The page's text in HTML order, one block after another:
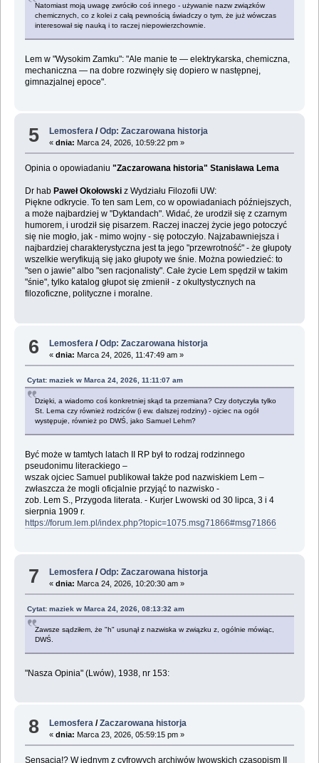
Natomiast moją uwagę zwróciło coś innego - używanie nazw związków
chemicznych, co z kolei z całą pewnością świadczy o tym, że już wówczas
interesował się nauką i to raczej niepowierzchownie.
Lem w "Wysokim Zamku": "Ale manie te — elektrykarska, chemiczna,
mechaniczna — na dobre rozwinęły się dopiero w następnej,
gimnazjalnej epoce".
5 Lemosfera /Odp: Zaczarowana historja
«dnia: Marca 24, 2026, 10:59:22 pm »
Opinia o opowiadaniu "Zaczarowana historia" Stanisława Lema
Dr hab Paweł Okołowskiz Wydziału Filozofii UW:
Piękne odkrycie. To ten sam Lem, co w opowiadaniach późniejszych,
a może najbardziej w "Dyktandach". Widać, że urodził się z czarnym
humorem, i urodził się pisarzem. Raczej inaczej życie jego potoczyć
się nie mogło, jak - mimo wojny - się potoczyło. Najzabawniejsza i
najbardziej charakterystyczna jest ta jego "przewrotność" - że głupoty
wszelkie weryfikują się jako głupoty we śnie. Można powiedzieć: to
"sen o jawie" albo "sen racjonalisty". Całe życie Lem spędził w takim
"śnie", tylko katalog głupot się zmienił - z okultystycznych na
filozoficzne, polityczne i moralne.
6 Lemosfera /Odp: Zaczarowana historja
«dnia: Marca 24, 2026, 11:47:49 am »
Cytat: maziek w Marca 24, 2026, 11:11:07 am
Dzięki, a wiadomo coś konkretniej skąd ta przemiana? Czy dotyczyła tylko
St. Lema czy również rodziców (i ew. dalszej rodziny) - ojciec na ogół
występuje, również po DWŚ, jako Samuel Lehm?
Być może w tamtych latach II RP był to rodzaj rodzinnego
pseudonimu literackiego –
wszak ojciec Samuel publikował także pod nazwiskiem Lem –
zwłaszcza że mogli oficjalnie przyjąć to nazwisko -
zob. Lem S., Przygoda literata. - Kurjer Lwowski od 30 lipca, 3 i 4
sierpnia 1909 r.
https://forum.lem.pl/index.php?topic=1075.msg71866#msg71866
7 Lemosfera /Odp: Zaczarowana historja
«dnia: Marca 24, 2026, 10:20:30 am »
Cytat: maziek w Marca 24, 2026, 08:13:32 am
Zawsze sądziłem, że "h" usunął z nazwiska w związku z, ogólnie mówiąc,
DWŚ.
"Nasza Opinia" (Lwów), 1938, nr 153:
8 Lemosfera /Zaczarowana historja
«dnia: Marca 23, 2026, 05:59:15 pm »
Sensacja!? W jednym z cyfrowych archiwów lwowskich czasopism II